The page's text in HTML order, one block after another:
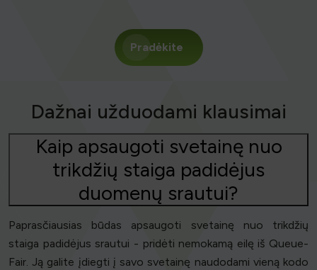
Pradėkite
Dažnai užduodami klausimai
Kaip apsaugoti svetainę nuo
trikdžių staiga padidėjus
duomenų srautui?
Paprasčiausias būdas apsaugoti svetainę nuo trikdžių
staiga padidėjus srautui - pridėti nemokamą eilę iš Queue-
Fair. Ją galite įdiegti į savo svetainę naudodami vieną kodo